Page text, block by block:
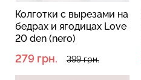
Колготки с вырезами на
бедрах и ягодицах Love
20 den (nero)
279 грн. 399 грн.
Топ на бретелях в рубчик
CAMI TOP RIB white
(белый) Giulia